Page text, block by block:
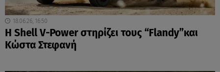
18.06.26, 16:50
H Shell V-Power στηρίζει τους “Flandy”και
Κώστα Στεφανή